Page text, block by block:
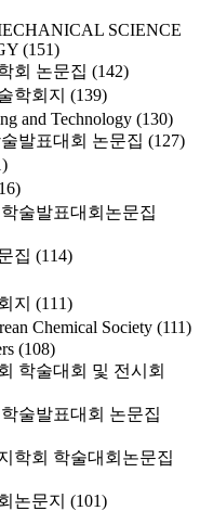
SCIENCE
(151)
회 논문집 (142)
학회지 (139)
and Technology (130)
발표대회 논문집 (127)
술발표대회논문집
집 (114)
지 (111)
Chemical Society (111)
(108)
학술대회 및 전시회
술발표대회 논문집
학회 학술대회논문집
논문지 (101)